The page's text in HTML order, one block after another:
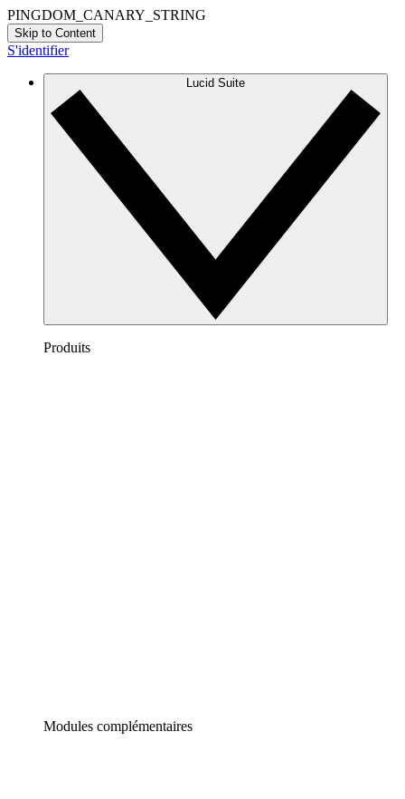
PINGDOM_CANARY_STRING
Skip to Content
S'identifier
Lucid Suite
Produits
Modules complémentaires